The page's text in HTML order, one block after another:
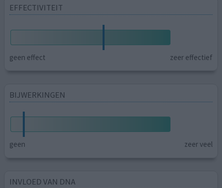
EFFECTIVITEIT
geen effect zeer effectief
BIJWERKINGEN
geen zeer veel
INVLOED VAN DNA